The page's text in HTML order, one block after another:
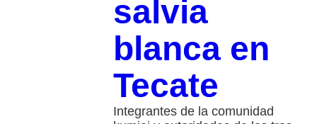
salvia
blanca en
Tecate
Integrantes de la comunidad